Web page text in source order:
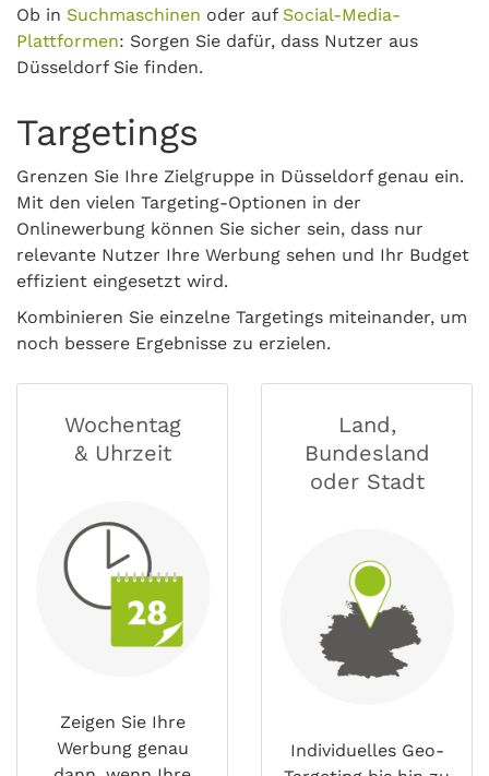
Ob in Suchmaschinen oder auf Social-Media-
Plattformen: Sorgen Sie dafür, dass Nutzer aus
Düsseldorf Sie finden.
Targetings
Grenzen Sie Ihre Zielgruppe in Düsseldorf genau ein.
Mit den vielen Targeting-Optionen in der
Onlinewerbung können Sie sicher sein, dass nur
relevante Nutzer Ihre Werbung sehen und Ihr Budget
effizient eingesetzt wird.
Kombinieren Sie einzelne Targetings miteinander, um
noch bessere Ergebnisse zu erzielen.
Wochentag
& Uhrzeit
Zeigen Sie Ihre
Werbung genau
Land,
Bundesland
oder Stadt
Individuelles Geo-